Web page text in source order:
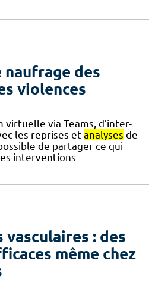
des
violences
virtuelle via Teams, d’inter-
les reprises et analyses de
de partager ce qui
interventions
: des
même chez